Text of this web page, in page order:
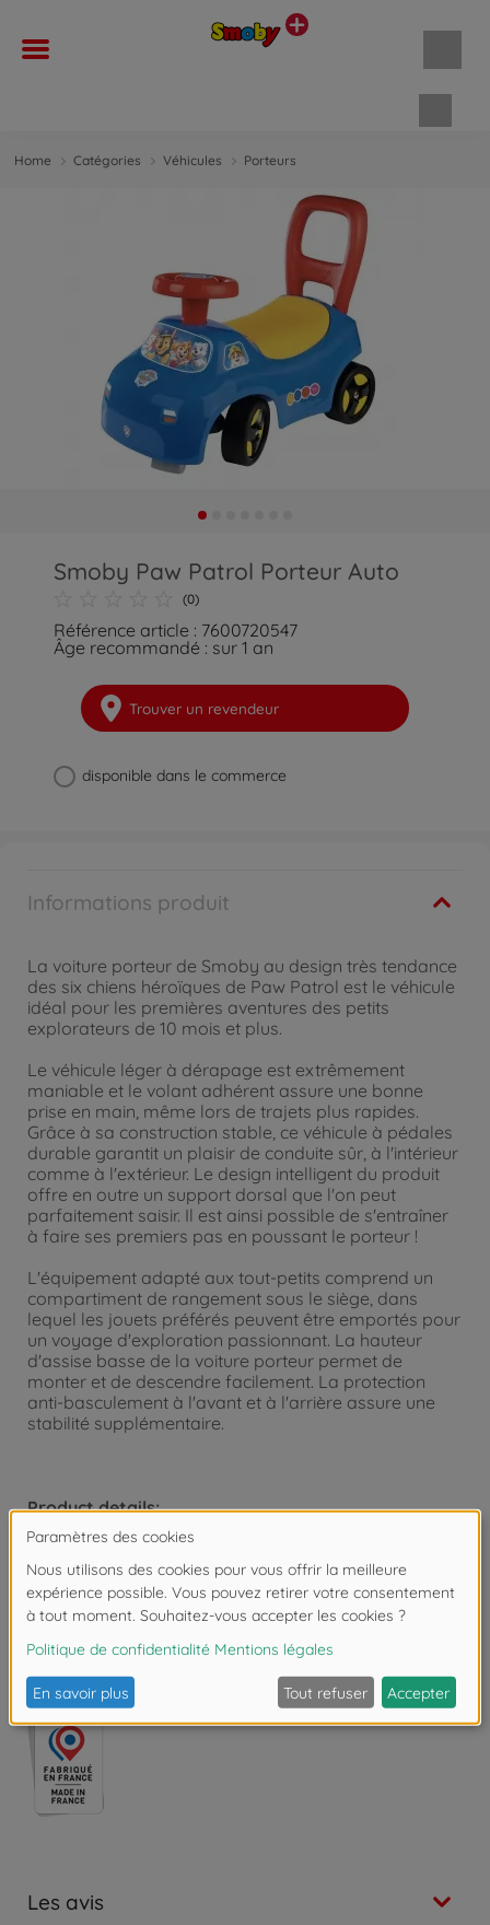
Home Catégories Véhicules Porteurs
Smoby Paw Patrol Porteur Auto
(0)
Référence article : 7600720547
Âge recommandé : sur 1 an
Trouver un revendeur
disponible dans le commerce
Informations produit
La voiture porteur de Smoby au design très tendance
des six chiens héroïques de Paw Patrol est le véhicule
idéal pour les premières aventures des petits
explorateurs de 10 mois et plus.
Le véhicule léger à dérapage est extrêmement
maniable et le volant adhérent assure une bonne
prise en main, même lors de trajets plus rapides.
Grâce à sa construction stable, ce véhicule à pédales
durable garantit un plaisir de conduite sûr, à l'intérieur
comme à l'extérieur. Le design intelligent du produit
offre en outre un support dorsal que l'on peut
parfaitement saisir. Il est ainsi possible de s'entraîner
à faire ses premiers pas en poussant le porteur !
L'équipement adapté aux tout-petits comprend un
compartiment de rangement sous le siège, dans
lequel les jouets préférés peuvent être emportés pour
un voyage d'exploration passionnant. La hauteur
d'assise basse de la voiture porteur permet de
monter et de descendre facilement. La protection
anti-basculement à l'avant et à l'arrière assure une
stabilité supplémentaire.
Product details:
Dimensions : 54 x 27 x 40 cm.
À partir de 10 mois.
Copyright: Nickelodeon
Les avis